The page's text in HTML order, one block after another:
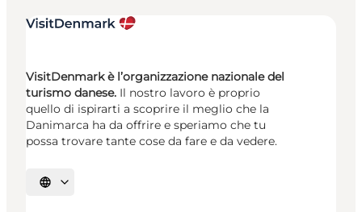
VisitDenmark è l’organizzazione nazionale del
turismo danese. Il nostro lavoro è proprio
quello di ispirarti a scoprire il meglio che la
Danimarca ha da offrire e speriamo che tu
possa trovare tante cose da fare e da vedere.
Seleziona la lingua